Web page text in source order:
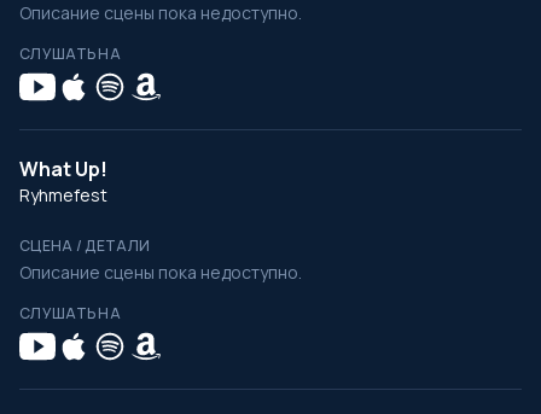
Описание сцены пока недоступно.
СЛУШАТЬ НА
What Up!
Ryhmefest
СЦЕНА / ДЕТАЛИ
Описание сцены пока недоступно.
СЛУШАТЬ НА